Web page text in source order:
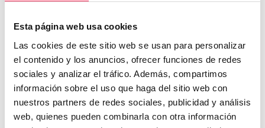
Esta página web usa cookies
Las cookies de este sitio web se usan para personalizar
el contenido y los anuncios, ofrecer funciones de redes
sociales y analizar el tráfico. Además, compartimos
información sobre el uso que haga del sitio web con
nuestros partners de redes sociales, publicidad y análisis
web, quienes pueden combinarla con otra información